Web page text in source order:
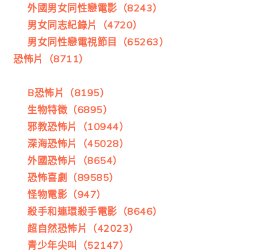
外國男女同性戀電影（8243）
男女同志紀錄片（4720）
男女同性戀電視節目（65263）
恐怖片（8711）
B恐怖片（8195）
生物特徵（6895）
邪教恐怖片（10944）
深海恐怖片（45028）
外國恐怖片（8654）
恐怖喜劇（89585）
怪物電影（947）
殺手和連環殺手電影（8646）
超自然恐怖片（42023）
青少年尖叫（52147）